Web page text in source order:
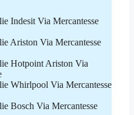
Indesit Via Mercantesse
Ariston Via Mercantesse
Hotpoint Ariston Via
Whirlpool Via Mercantesse
Bosch Via Mercantesse